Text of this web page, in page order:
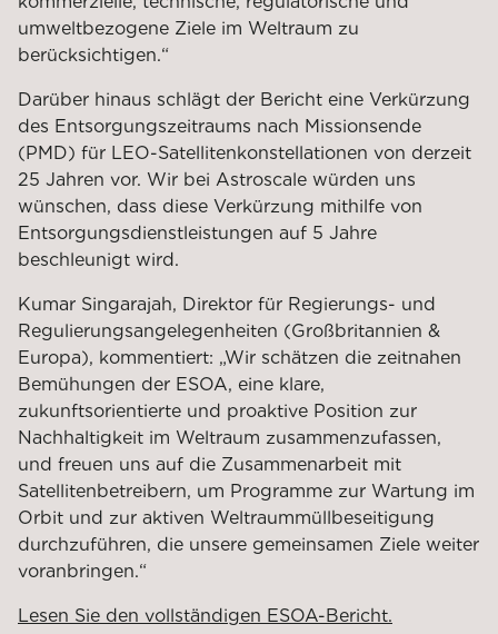
umweltbezogene Ziele im Weltraum zu
berücksichtigen.“
Darüber hinaus schlägt der Bericht eine Verkürzung
des Entsorgungszeitraums nach Missionsende
(PMD) für LEO-Satellitenkonstellationen von derzeit
25 Jahren vor. Wir bei Astroscale würden uns
wünschen, dass diese Verkürzung mithilfe von
Entsorgungsdienstleistungen auf 5 Jahre
beschleunigt wird.
Kumar Singarajah, Direktor für Regierungs- und
Regulierungsangelegenheiten (Großbritannien &
Europa), kommentiert: „Wir schätzen die zeitnahen
Bemühungen der ESOA, eine klare,
zukunftsorientierte und proaktive Position zur
Nachhaltigkeit im Weltraum zusammenzufassen,
und freuen uns auf die Zusammenarbeit mit
Satellitenbetreibern, um Programme zur Wartung im
Orbit und zur aktiven Weltraummüllbeseitigung
durchzuführen, die unsere gemeinsamen Ziele weiter
voranbringen.“
Lesen Sie den vollständigen ESOA-Bericht.